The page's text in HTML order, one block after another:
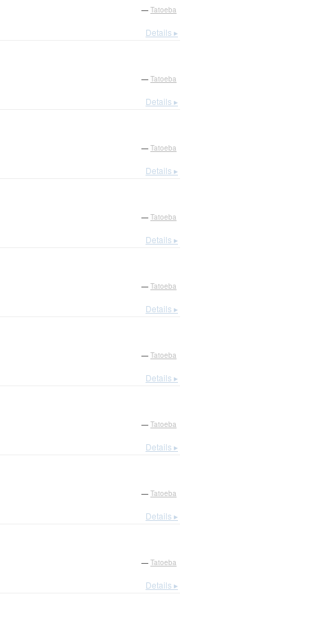
— Tatoeba
Details ▸
— Tatoeba
Details ▸
— Tatoeba
Details ▸
— Tatoeba
Details ▸
— Tatoeba
Details ▸
— Tatoeba
Details ▸
— Tatoeba
Details ▸
— Tatoeba
Details ▸
— Tatoeba
Details ▸